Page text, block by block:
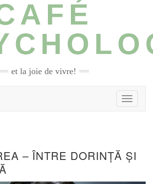
et la joie de vivre!
Toggle
– ÎNTRE DORINȚĂ ȘI